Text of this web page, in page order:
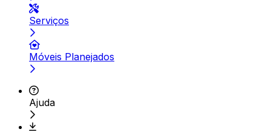
Serviços
Móveis Planejados
Ajuda